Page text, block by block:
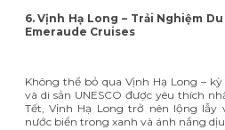
6. Vịnh Hạ Long – Trải Nghiệm
Emeraude Cruises
Không thể bỏ qua Vịnh Hạ Long –
và di sản UNESCO được yêu thích
Tết, Vịnh Hạ Long trở nên lộng lẫy
nước biển trong xanh và ánh nắng